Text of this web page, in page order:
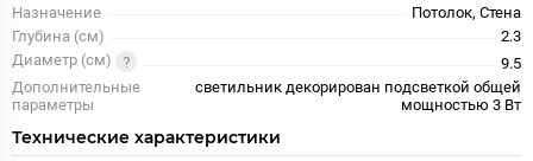
Назначение
Потолок, Стена
Глубина (см)
2.3
Диаметр (см)
9.5
Дополнительные
параметры
светильник декорирован подсветкой общей
мощностью 3 Вт
Технические характеристики